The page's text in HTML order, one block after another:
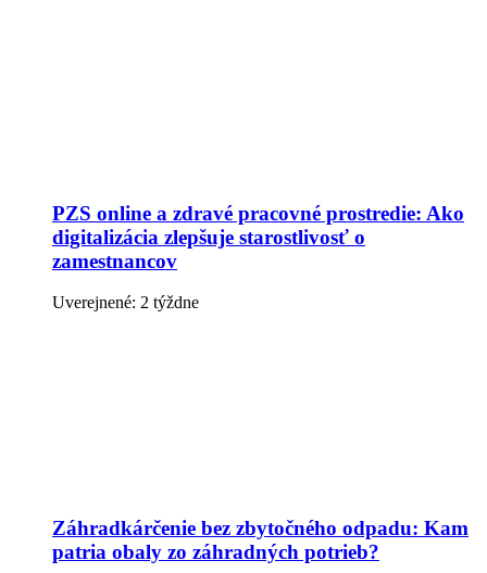
PZS online a zdravé pracovné prostredie: Ako
digitalizácia zlepšuje starostlivosť o
zamestnancov
Uverejnené: 2 týždne
Záhradkárčenie bez zbytočného odpadu: Kam
patria obaly zo záhradných potrieb?